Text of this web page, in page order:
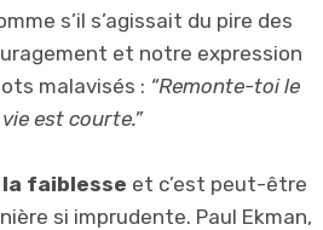
s’il s’agissait du pire des
et notre expression
malavisés : “Remonte-toi le
est courte.”
faiblesse et c’est peut-être
si imprudente. Paul Ekman,